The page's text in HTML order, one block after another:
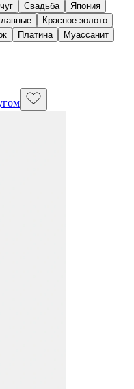
Свадьба
Япония
Красное золото
Платина
Муассанит